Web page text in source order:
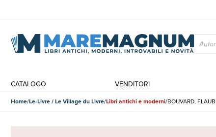
CATALOGO VENDITORI
Home Le-Livre / Le Village du Livre Libri antichi e moderni BOUVARD,